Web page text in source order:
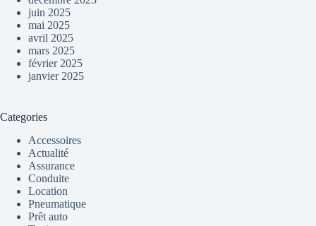
juin 2025
mai 2025
avril 2025
mars 2025
février 2025
janvier 2025
Categories
Accessoires
Actualité
Assurance
Conduite
Location
Pneumatique
Prêt auto